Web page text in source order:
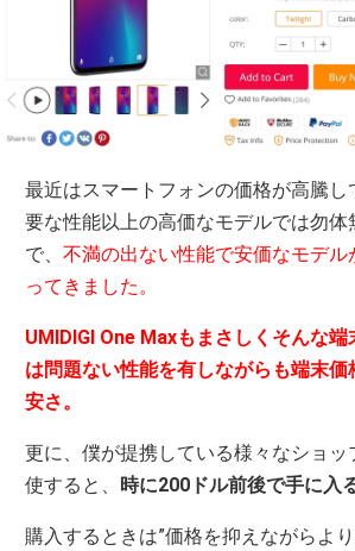
最近はスマートフォンの価格が高騰
要な性能以上の高価なモデルでは勿体
で、不満の出ない性能で安価なモデル
ってきました。
UMIDIGI One Maxもまさしくそんな
は問題ない性能を有しながらも端末価
安さ。
更に、僕が提携している様々なショ
使すると、 時に200ドル前後で手に入
購入するときは”価格を抑えながらよ